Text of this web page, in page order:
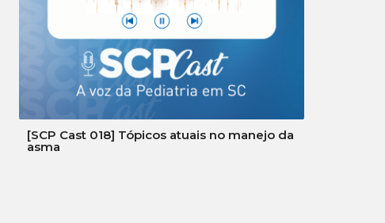
[SCP Cast 018] Tópicos atuais no manejo da
asma